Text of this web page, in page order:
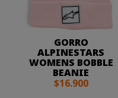
GORRO
ALPINESTARS
WOMENS BOBBLE
BEANIE
$16.900